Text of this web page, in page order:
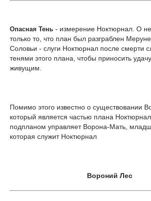
Опасная Тень - измерение Ноктюрнал. О
только то, что план был разграблен
Соловьи - слуги Ноктюрнал после смерти
тенями этого плана, чтобы приносить
живущим.
Помимо этого известно о существовании
который является частью плана
подпланом управляет Ворона-Мать,
которая служит Ноктюрнал
Вороний Лес